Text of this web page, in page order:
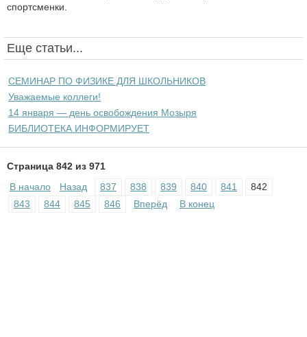
спортсменки.
Еще статьи...
СЕМИНАР ПО ФИЗИКЕ ДЛЯ ШКОЛЬНИКОВ
Уважаемые коллеги!
14 января — день освобождения Мозыря
БИБЛИОТЕКА ИНФОРМИРУЕТ
Страница 842 из 971
В начало
Назад 837 838 839 840 841
842
843
844 845 846 Вперёд В конец